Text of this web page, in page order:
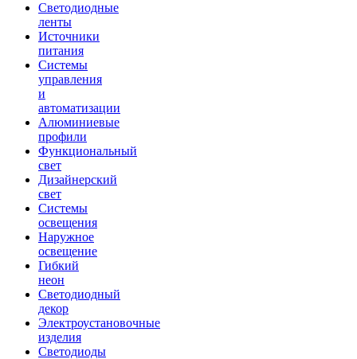
Светодиодные
ленты
Источники
питания
Системы
управления
и
автоматизации
Алюминиевые
профили
Функциональный
свет
Дизайнерский
свет
Системы
освещения
Наружное
освещение
Гибкий
неон
Светодиодный
декор
Электроустановочные
изделия
Светодиоды